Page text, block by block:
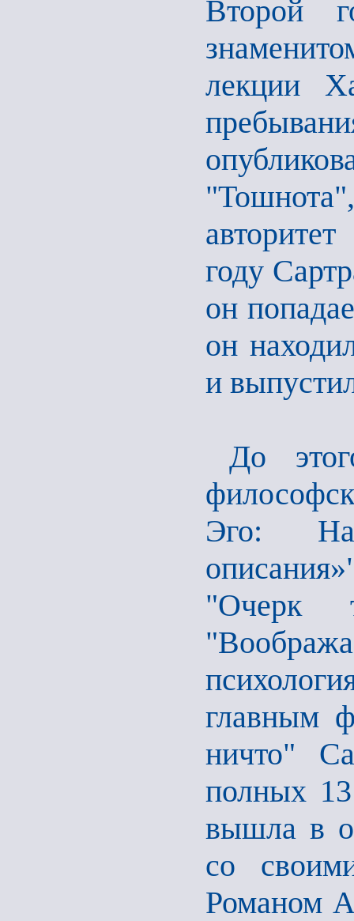
Второй
лекции
году
он
он
и
До
Эго:
"Очерк
главным
ничто"
полных
вышла в
со
Романом